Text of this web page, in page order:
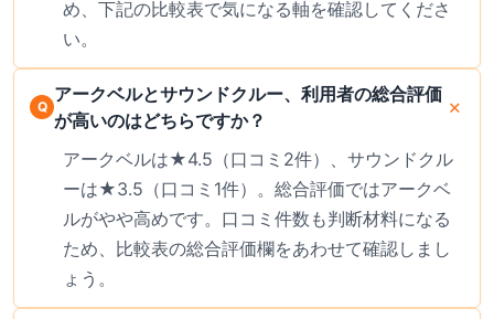
め、下記の比較表で気になる軸を確認してくださ
い。
アークベルとサウンドクルー、利用者の総合評価
が高いのはどちらですか？
アークベルは★4.5（口コミ2件）、サウンドクル
ーは★3.5（口コミ1件）。総合評価ではアークベ
ルがやや高めです。口コミ件数も判断材料になる
ため、比較表の総合評価欄をあわせて確認しまし
ょう。